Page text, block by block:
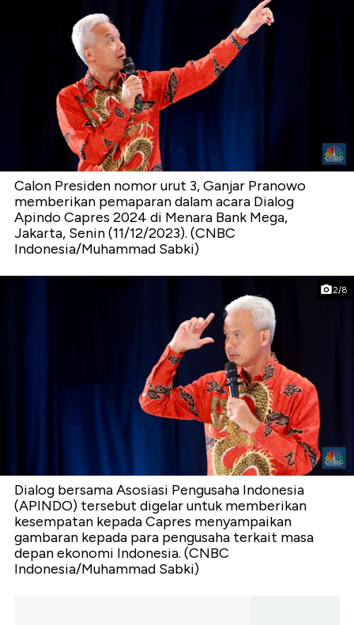
Calon Presiden nomor urut 3, Ganjar Pranowo
memberikan pemaparan dalam acara Dialog
Apindo Capres 2024 di Menara Bank Mega,
Jakarta, Senin (11/12/2023). (CNBC
Indonesia/Muhammad Sabki)
2/8
Dialog bersama Asosiasi Pengusaha Indonesia
(APINDO) tersebut digelar untuk memberikan
kesempatan kepada Capres menyampaikan
gambaran kepada para pengusaha terkait masa
depan ekonomi Indonesia. (CNBC
Indonesia/Muhammad Sabki)